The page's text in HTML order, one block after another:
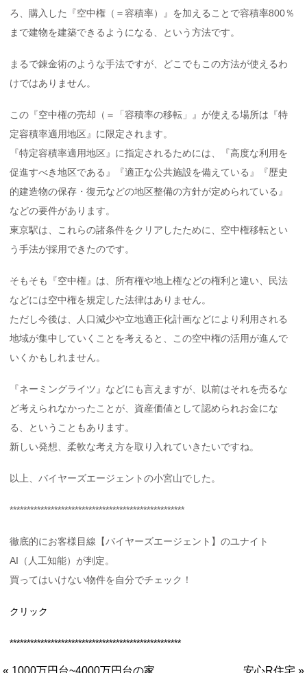
ろ、購入した『空中権（＝容積率）』を加えることで容積率800％
まで建物を建築できるようになる、という方法です。
まるで錬金術のような手法ですが、どこでもこの方法が使えるわ
けではありません。
この『空中権の売却（＝「容積率の移転」』が使える場所は『特
定容積率適用地区』に限定されます。
『特定容積率適用地区』に指定されるためには、『高度な利用を
促進すべき地区である』『適正な公共施設を備えている』『歴史
的建造物の保存・復元などの地区整備の方針が定められている』
などの要件があります。
東京駅は、これらの諸条件をクリアしたために、空中権移転とい
う手法が採用できたのです。
そもそも『空中権』は、所有権や地上権などの権利と違い、民法
などには空中権を規定した法律はありません。
ただし今後は、人口減少や立地適正化計画などにより利用される
地域が集中していくことを考えると、この空中権の活用が進んで
いくかもしれません。
『ネーミングライツ』などにも言えますが、以前はそれを売るな
ど考えられなかったことが、資産価値として認められお金にな
る、ということもあります。
新しい発想、柔軟な考え方を取り入れていきたいですね。
以上、バイヤーズエージェントの小宮山でした。
***************************************************
徹底的にお客様目線【バイヤーズエージェント】のユナイト
AI（人工知能）が判定。
買ってはいけない物件を自分でチェック！
クリック
**************************************************
« 1000万円台~4000万円台の家 安心R住宅 »